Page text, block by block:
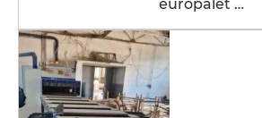
europalet …